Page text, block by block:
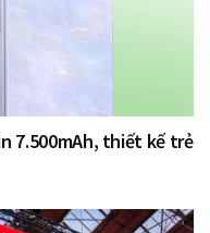
7.500mAh, thiết kế trẻ